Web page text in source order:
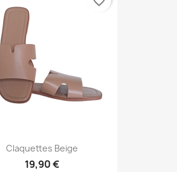
Claquettes Beige
19,90 €